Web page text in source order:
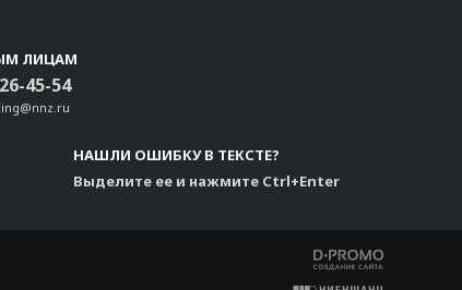
ЛИЦАМ
45-54
НАШЛИ ОШИБКУ В ТЕКСТЕ?
Выделите ее и нажмите Ctrl+Enter